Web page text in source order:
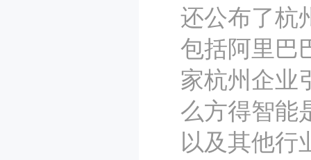
还公布了杭
包括阿里巴
家杭州企业
么方得智能
以及其他行